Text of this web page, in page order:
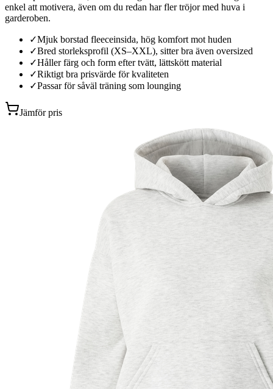
enkel att motivera, även om du redan har fler tröjor med huva i
garderoben.
✓Mjuk borstad fleeceinsida, hög komfort mot huden
✓Bred storleksprofil (XS–XXL), sitter bra även oversized
✓Håller färg och form efter tvätt, lättskött material
✓Riktigt bra prisvärde för kvaliteten
✓Passar för såväl träning som lounging
Jämför pris